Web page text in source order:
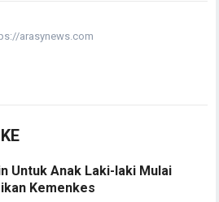
arasynews.com
Untuk Anak Laki-laki Mulai
Kemenkes